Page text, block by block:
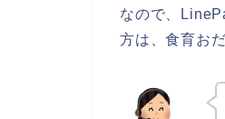
なので、
方は、食育お